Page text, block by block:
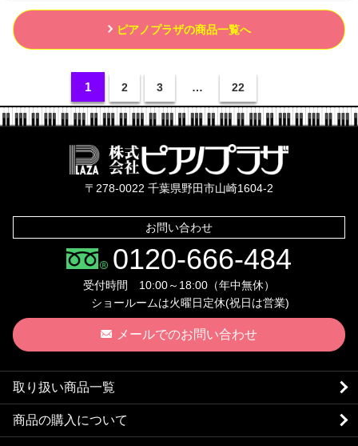
ピアノプラザの商品一覧へ
1 2 3 … 22
〒278-0022 千葉県野田市山崎1604-2
お問い合わせ
0120-666-484
受付時間 10:00～18:00（年中無休）
ショールームは火曜日定休(祝日は営業)
メールでのお問い合わせ
取り扱い商品一覧
商品の購入について